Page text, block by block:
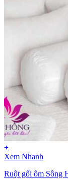
+
Xem Nhanh
Ruột gối ôm Sông